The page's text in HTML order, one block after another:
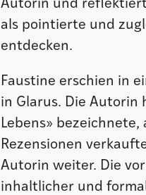
Autorin und reflektiert
als pointierte und
entdecken.
Faustine erschien in
in Glarus. Die Autorin
Lebens»
Rezensionen
Autorin weiter. Die
inhaltlicher und